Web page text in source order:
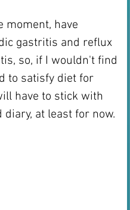
moment, have
gastritis and reflux
so, if I wouldn't find
to satisfy diet for
have to stick with
diary, at least for now.